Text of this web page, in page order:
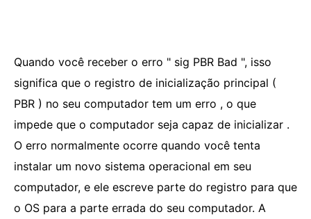
Quando você receber o erro " sig PBR Bad ", isso
significa que o registro de inicialização principal (
PBR ) no seu computador tem um erro , o que
impede que o computador seja capaz de inicializar .
O erro normalmente ocorre quando você tenta
instalar um novo sistema operacional em seu
computador, e ele escreve parte do registro para que
o OS para a parte errada do seu computador. A